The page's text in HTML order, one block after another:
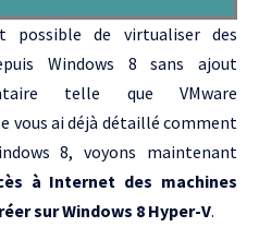
possible de virtualiser des
Windows 8 sans ajout
telle que VMware
vous ai déjà détaillé comment
8, voyons maintenant
à Internet des machines
sur Windows 8 Hyper-V.